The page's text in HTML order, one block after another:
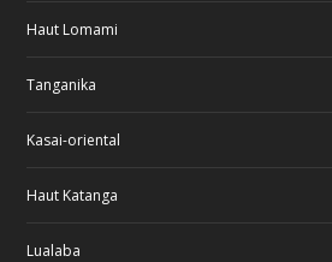
Haut Lomami
Tanganika
Kasai-oriental
Haut Katanga
Lualaba